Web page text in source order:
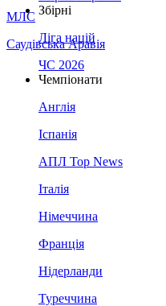
МЛС
Саудівська Аравія
Збірні
Ліга націй
ЧС 2026
Чемпіонати
Англія
Іспанія
АПЛ Top News
Італія
Німеччина
Франція
Нідерланди
Туреччина